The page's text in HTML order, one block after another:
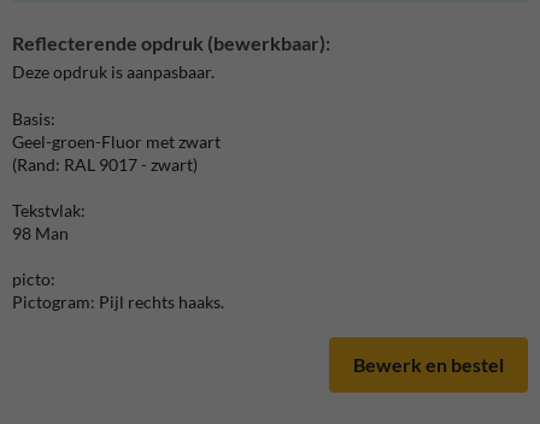
Reflecterende opdruk (bewerkbaar):
Deze opdruk is aanpasbaar.
Basis:
Geel-groen-Fluor met zwart
(Rand: RAL 9017 - zwart)
Tekstvlak:
98 Man
picto:
Pictogram: Pijl rechts haaks.
Bewerk en bestel